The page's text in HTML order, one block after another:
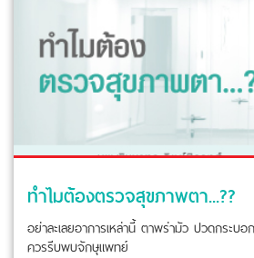
ทำไมต้องตรวจสุขภาพตา...??
อย่าละเลยอาการเหล่านี้ ตาพร่ามัว ปวดกระบ
ควรรีบพบจักษุแพทย์